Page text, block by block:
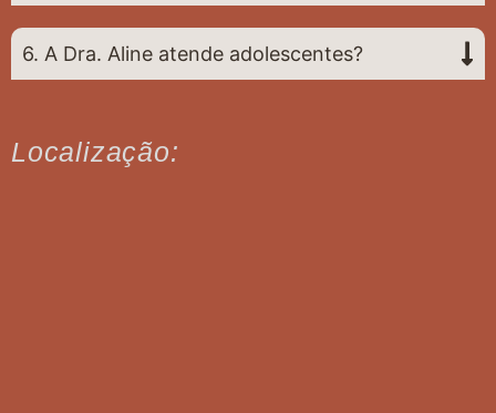
6. A Dra. Aline atende adolescentes?
Localização: